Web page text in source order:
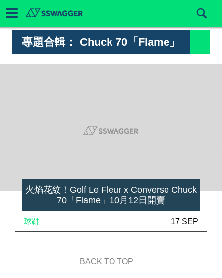
專題合輯： Chuck 70「Flame」
火焰花紋！Golf Le Fleur x Converse Chuck
70「Flame」10月12日開賣
球鞋 17 SEP
BACK TO TOP